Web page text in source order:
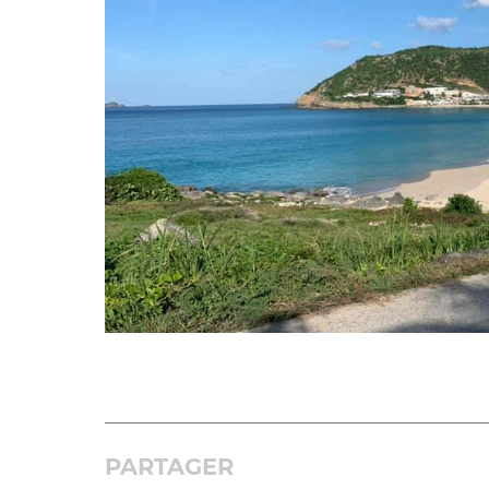
PARTAGER